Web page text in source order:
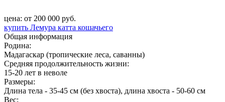
цена: от 200 000 руб.
купить Лемура катта кошачьего
Общая информация
Родина:
Мадагаскар (тропические леса, саванны)
Средняя продолжительность жизни:
15-20 лет в неволе
Размеры:
Длина тела - 35-45 см (без хвоста), длина хвоста - 50-60 см
Вес: